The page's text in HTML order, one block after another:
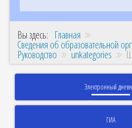
Вы здесь: Главная
Сведения об образовательной
Руководство unkategories
Электронный
ГИА